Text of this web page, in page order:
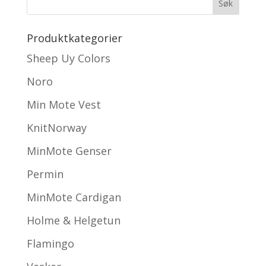
Produktkategorier
Sheep Uy Colors
Noro
Min Mote Vest
KnitNorway
MinMote Genser
Permin
MinMote Cardigan
Holme & Helgetun
Flamingo